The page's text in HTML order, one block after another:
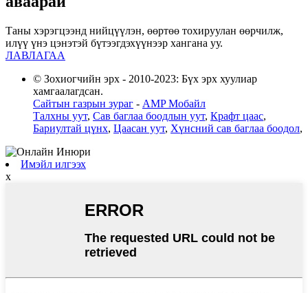
Таны хэрэгцээнд нийцүүлэн, өөртөө тохируулан өөрчилж,
илүү үнэ цэнэтэй бүтээгдэхүүнээр хангана уу.
ЛАВЛАГАА
© Зохиогчийн эрх - 2010-2023: Бүх эрх хуулиар
хамгаалагдсан.
Сайтын газрын зураг - AMP Мобайл
Талхны уут, Сав баглаа боодлын уут, Крафт цаас,
Бариултай цүнх, Цаасан уут, Хүнсний сав баглаа боодол,
Имэйл илгээх
x